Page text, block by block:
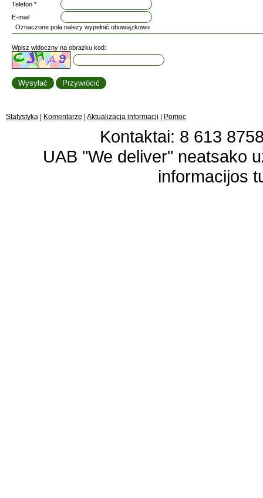
Telefon *
E-mail
Oznaczone pola należy wypełnić obowiązkowo
Wpisz widoczny na obrazku kod:
Statystyka Komentarze Aktualizacja informacji Pomoc
Kontaktai: 8 613
UAB "We deliver" neatsako
informacijos